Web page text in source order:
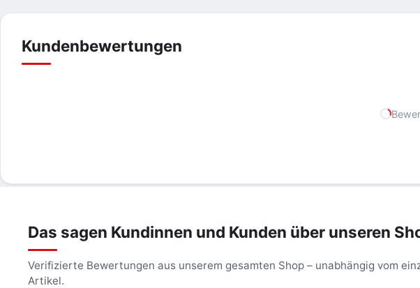
Kundenbewertungen
Das sagen Kundinnen und Kunden über unseren
Verifizierte Bewertungen aus unserem gesamten Shop – unabhängig vom
Artikel.